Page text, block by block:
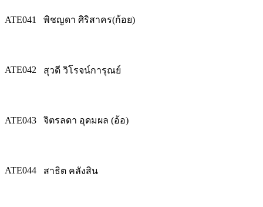
ATE041 พิชญดา ศิริสาคร(ก้อย)
ATE042 สุวดี วิโรจน์การุณย์
ATE043 จิตรลดา อุดมผล (อ้อ)
ATE044 สาธิต คลังสิน